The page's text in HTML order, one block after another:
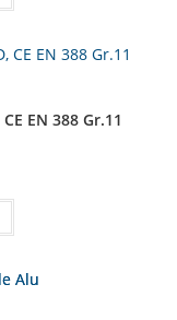
EN 388 Gr.11